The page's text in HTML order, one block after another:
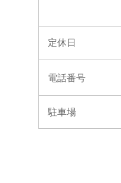
定休日
電話番号
駐車場